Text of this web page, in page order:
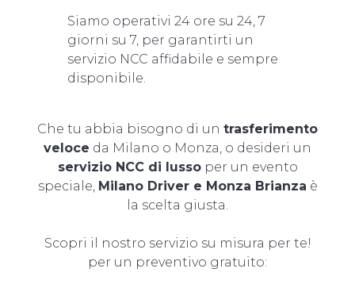
Siamo operativi 24 ore su 24, 7
giorni su 7, per garantirti un
servizio NCC affidabile e sempre
disponibile.
Che tu abbia bisogno di un trasferimento
veloce da Milano o Monza, o desideri un
servizio NCC di lussoper un evento
speciale, Milano Driver e Monza Brianza è
la scelta giusta.
Scopri il nostro servizio su misura per te!
per un preventivo gratuito: